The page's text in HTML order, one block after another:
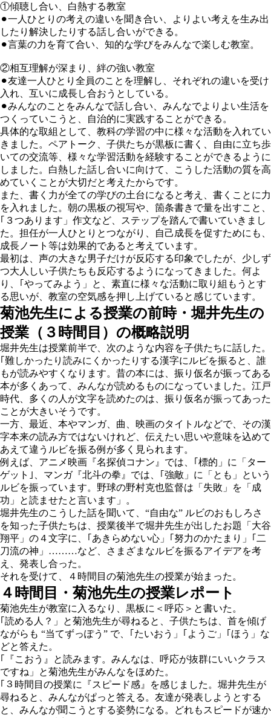
①傾聴し合い、白熱する教室
⚫︎一人ひとりの考えの違いを聞き合い、よりよい考えを生み出
したり解決したりする話し合いができる。
⚫︎言葉の力を育て合い、知的な学びをみんなで楽しむ教室。
②相互理解が深まり、絆の強い教室
⚫︎友達一人ひとり全員のことを理解し、それぞれの違いを受け
入れ、互いに成長し合おうとしている。
⚫︎みんなのことをみんなで話し合い、みんなでよりよい生活を
つくっていこうと、自治的に実践することができる。
具体的な取組として、教科の学習の中に様々な活動を入れてい
きました。ペアトーク、子供たちが黒板に書く、自由に立ち歩
いての交流等、様々な学習活動を経験することができるように
しました。白熱した話し合いに向けて、こうした活動の質を高
めていくことが大切だと考えたからです。
また、書く力が全ての学びの土台になると考え、書くことに力
を入れました。朝の黒板の視写や、箇条書きで量を出すこと、
｢３つあります」作文など、ステップを踏んで書いていきまし
た。担任が一人ひとりとつながり、自己成長を促すためにも、
成長ノート等は効果的であると考えています。
最初は、声の大きな男子だけが反応する印象でしたが、少しず
つ大人しい子供たちも反応するようになってきました。何よ
り、｢やってみよう」と、素直に様々な活動に取り組もうとす
る思いが、教室の空気感を押し上げていると感じています。
菊池先生による授業の前時・堀井先生の
授業（３時間目）の概略説明
堀井先生は授業前半で、次のような内容を子供たちに話した。
｢難しかったり読みにくかったりする漢字にルビを振ると、誰
もが読みやすくなります。昔の本には、振り仮名が振ってある
本が多くあって、みんなが読めるものになっていました。江戸
時代、多くの人が文字を読めたのは、振り仮名が振ってあった
ことが大きいそうです。
一方、最近、本やマンガ、曲、映画のタイトルなどで、その漢
字本来の読み方ではないけれど、伝えたい思いや意味を込めて
あえて違うルビを振る例が多く見られます。
例えば、アニメ映画『名探偵コナン』では、｢標的」に「ター
ゲット｣、マンガ『北斗の拳』では、｢強敵」に「とも」という
ルビを振っています。野球の野村克也監督は「失敗」を「成
功」と読ませたと言います」。
堀井先生のこうした話を聞いて、“自由な” ルビのおもしろさ
を知った子供たちは、授業後半で堀井先生が出したお題「大谷
翔平」の４文字に、｢あきらめない心」｢努力のかたまり」｢二
刀流の神」………など、さまざまなルビを振るアイデアを考
え、発表し合った。
それを受けて、４時間目の菊池先生の授業が始まった。
４時間目・菊池先生の授業レポート
菊池先生が教室に入るなり、黒板に ＜呼応＞ と書いた。
｢読める人？」と菊池先生が尋ねると、子供たちは、首を傾げ
ながらも “当てずっぽう” で、｢たいおう」｢ようご」｢ほう」な
どと答えた。
｢『こおう』と読みます。みんなは、呼応が抜群にいいクラス
ですね」と菊池先生がみんなをほめた。
｢３時間目の授業に『スピード感』を感じました。堀井先生が
尋ねると、みんながぱっと答える。友達が発表しようとする
と、みんなが聞こうとする姿勢になる。どれもスピードが速か